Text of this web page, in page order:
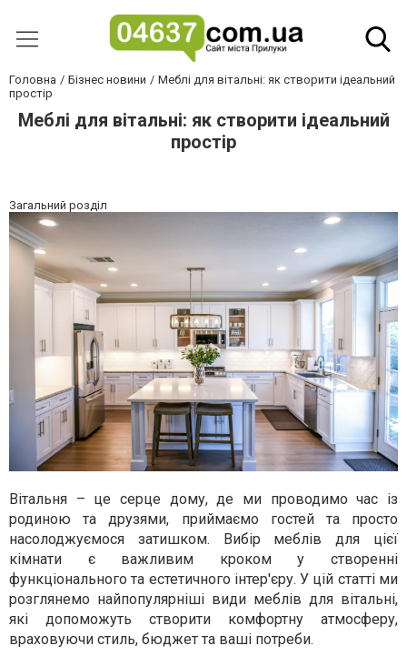
Головна Бізнес новини
Меблі для вітальні: як створити ідеальний
простір
Меблі для вітальні: як створити ідеальний
простір
Загальний розділ
Вітальня – це серце дому, де ми проводимо час із
родиною та друзями, приймаємо гостей та просто
насолоджуємося затишком. Вибір меблів для цієї
кімнати є важливим кроком у створенні
функціонального та естетичного інтер'єру. У цій статті ми
розглянемо найпопулярніші види меблів для вітальні,
які допоможуть створити комфортну атмосферу,
враховуючи стиль, бюджет та ваші потреби.